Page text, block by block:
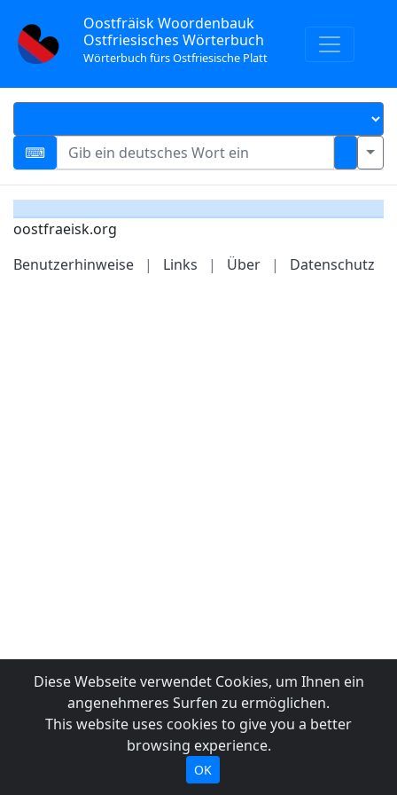
Oostfräisk Woordenbauk
Ostfriesisches Wörterbuch
Wörterbuch fürs Ostfriesische Platt
oostfraeisk.org
Benutzerhinweise
| Links | Über | Datenschutz
Diese Webseite verwendet Cookies, um Ihnen ein
angenehmeres Surfen zu ermöglichen.
This website uses cookies to give you a better
browsing experience.
OK